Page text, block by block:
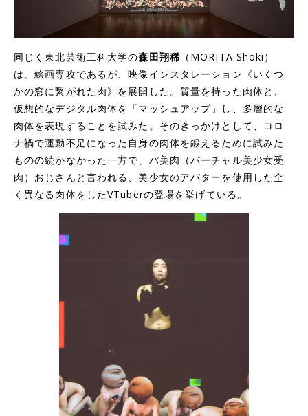
同じく東北芸術工科大学の森田翔稀 （MORITA Shoki）
は、絵画専攻であるが、映像インスタレーション《いくつ
かの窓に繋がれた肉》を展開した。質量を持った肉体と、
仮想的なデジタル肉体を「マッシュアップ」し、多層的な
肉体を表現することを試みた。そのきっかけとして、コロ
ナ禍で運動不足になった自身の肉体を鍛えるために試みた
ものの続かなかった一方で、バ美肉（バーチャル美少女受
肉）おじさんと言われる、美少女のアバターを使用した全
く異なる肉体をしたVTuberの登場を挙げている。